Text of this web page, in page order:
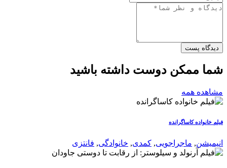
دیدگاه پست
شما ممکن دوست داشته باشید
مشاهده همه
فیلم خانواده کاساگرانده
انیمیشن, ماجراجویی, کمدی, خانوادگی, فانتزی